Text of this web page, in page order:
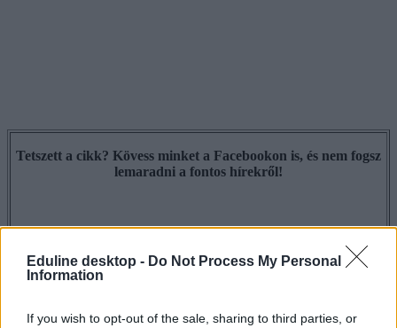
Eduline desktop - Do Not Process My Personal
Information
If you wish to opt-out of the sale, sharing to third parties, or
Tetszett a cikk? Kövess minket a Facebookon is, és nem fogsz
lemaradni a fontos hírekről!